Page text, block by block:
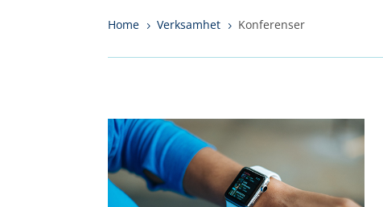
Home 5 Verksamhet 5 Konferenser